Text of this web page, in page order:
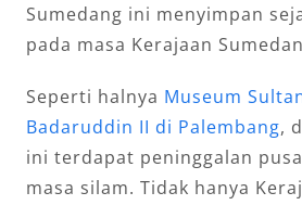
Sumedang ini menyimpan
pada masa Kerajaan
Seperti halnya Museum
Badaruddin II di Palembang,
ini terdapat peninggalan
masa silam. Tidak hanya